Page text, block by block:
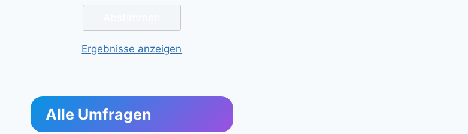
Ergebnisse anzeigen
Alle Umfragen